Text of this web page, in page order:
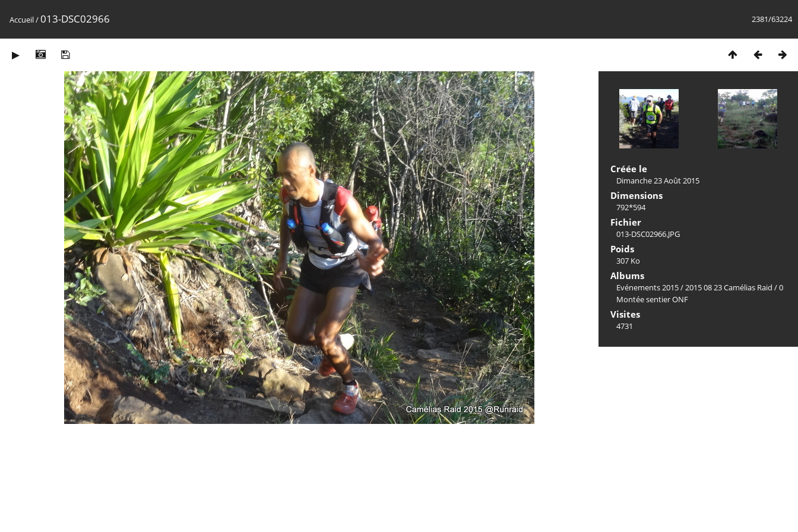
2381/63224
Accueil/013-DSC02966
Créée le
Dimanche 23 Août 2015
Dimensions
792*594
Fichier
013-DSC02966.JPG
Poids
307 Ko
Albums
Evénements 2015/2015 08 23 Camélias Raid /0
Montée sentier ONF
Visites
4731